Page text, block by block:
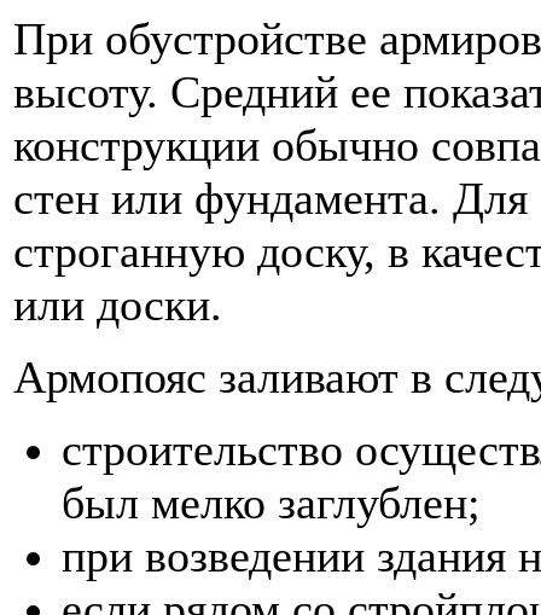
При обустройстве
высоту. Средний ее
конструкции обычно
стен или фундамента.
строганную доску, в
или доски.
Армопояс заливают в
строительство
был мелко заглублен;
при возведении здания